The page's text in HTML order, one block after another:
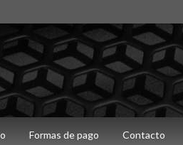
Formas de pago Contacto